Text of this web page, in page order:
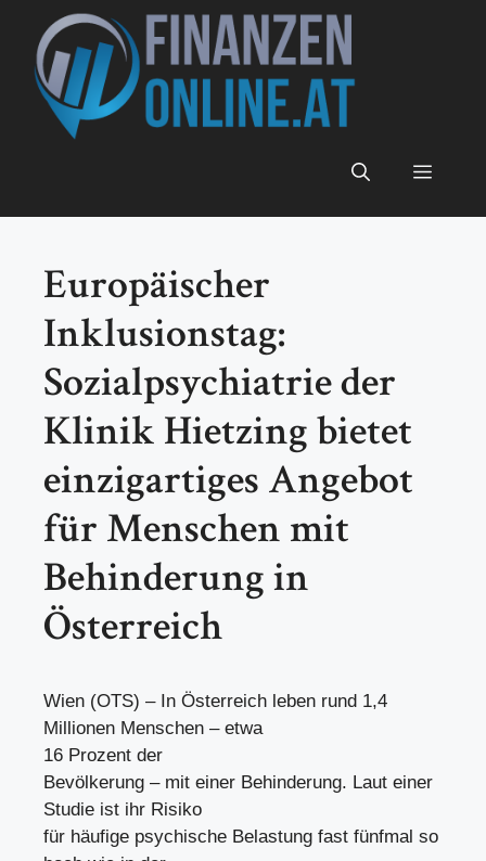
Inhalt
springen
Menü
Europäischer
Inklusionstag:
Sozialpsychiatrie der
Klinik Hietzing bietet
einzigartiges Angebot
für Menschen mit
Behinderung in
Österreich
Wien (OTS) – In Österreich leben rund 1,4
Millionen Menschen – etwa
16 Prozent der
Bevölkerung – mit einer Behinderung. Laut einer
Studie ist ihr Risiko
für häufige psychische Belastung fast fünfmal so